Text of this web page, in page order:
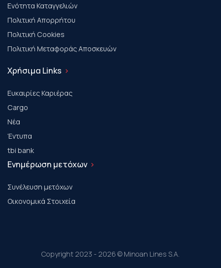
Ενότητα Καταγγελιών
Πολιτική Απορρήτου
Πολιτική Cookies
Πολιτική Μεταφοράς Αποσκευών
Χρήσιμα Links
Ευκαιρίες Καριέρας
Cargo
Νέα
Έντυπα
tbi bank
Ενημέρωση μετόχων
Συνέλευση μετόχων
Οικονομικά Στοιχεία
Copyright 2023 - 2026 © Minoan Lines S.A.